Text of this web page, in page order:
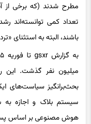
مطرح شدند (که برخی از
تعداد کمی توانسته‌اند
باشند، البته به استثنای
میلیون نفر گذشت. این
بحث‌برانگیز سیاست‌های
سیستم بلاک و اجازه
هوش مصنوعی بر اساس